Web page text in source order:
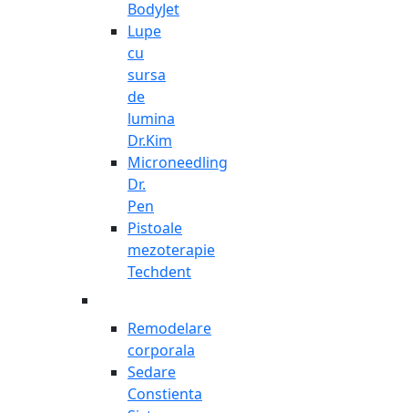
BodyJet
Lupe
cu
sursa
de
lumina
Dr.Kim
Microneedling
Dr.
Pen
Pistoale
mezoterapie
Techdent
Remodelare
corporala
Sedare
Constienta